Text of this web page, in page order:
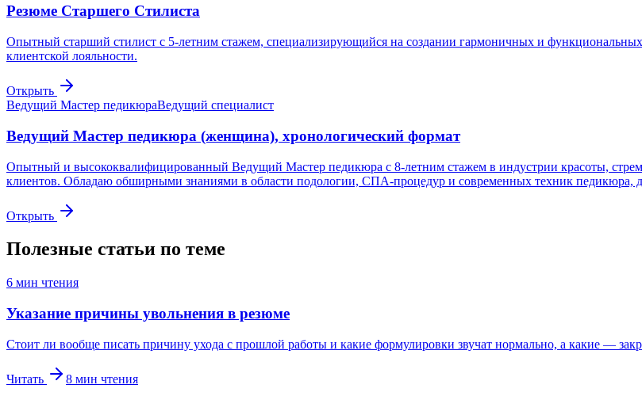
Резюме Старшего Стилиста
Опытный старший стилист с 5-летним стажем, специализирующийся на создании гармоничных и
клиентской лояльности.
Открыть
Ведущий Мастер педикюраВедущий специалист
Ведущий Мастер педикюра (женщина), хронологический формат
Опытный и высококвалифицированный Ведущий Мастер педикюра с 8-летним стажем в индустрии красоты,
клиентов. Обладаю обширными знаниями в области подологии, СПА-процедур и современных техник педикюра,
Открыть
Полезные статьи по теме
6 мин чтения
Указание причины увольнения в резюме
Стоит ли вообще писать причину ухода с прошлой работы и какие формулировки звучат нормально, а какие —
Читать 8 мин чтения